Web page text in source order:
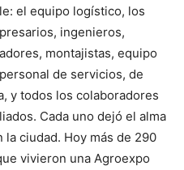
el equipo logístico, los
ingenieros,
montajistas, equipo
de servicios, de
y todos los colaboradores
Cada uno dejó el alma
ciudad. Hoy más de 290
vivieron una Agroexpo